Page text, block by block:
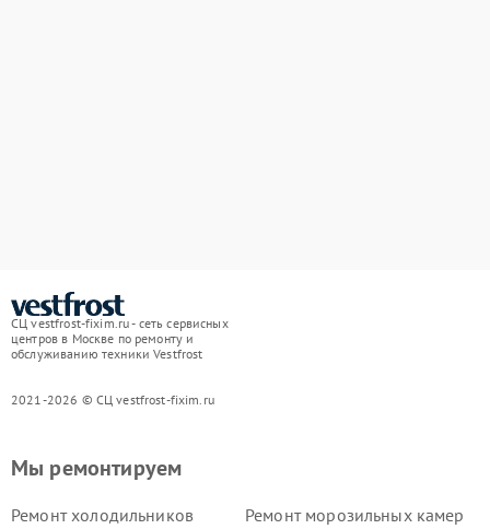
СЦ vestfrost-fixim.ru - сеть сервисных
центров в Москве по ремонту и
обслуживанию техники Vestfrost
2021-2026 © СЦ vestfrost-fixim.ru
Мы ремонтируем
Ремонт холодильников
Ремонт морозильных камер